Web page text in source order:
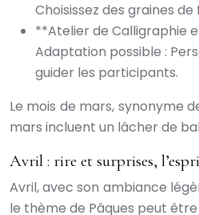
Choisissez des graines
**Atelier de Calligraphie
Adaptation possible :
guider les participants.
Le mois de mars, synonyme
mars incluent un lâcher de
Avril : rire et surprises,
Avril, avec son ambiance
le thème de Pâques peut